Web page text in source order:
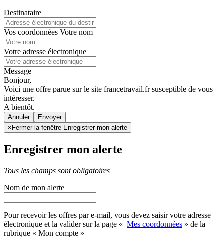
Destinataire
Vos coordonnées Votre nom
Votre adresse électronique
Message
Bonjour,
Voici une offre parue sur le site francetravail.fr susceptible de vous
intéresser.
A bientôt.
Annuler
× Fermer la fenêtre Enregistrer mon alerte
Enregistrer mon alerte
Tous les champs sont obligatoires
Nom de mon alerte
Pour recevoir les offres par e-mail, vous devez saisir votre adresse
électronique et la valider sur la page « Mes coordonnées » de la
rubrique « Mon compte »